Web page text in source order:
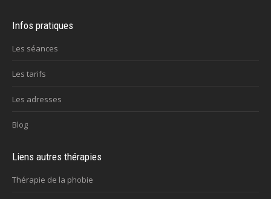
Infos pratiques
Les séances
Les tarifs
Les adresses
Blog
Liens autres thérapies
Thérapie de la phobie